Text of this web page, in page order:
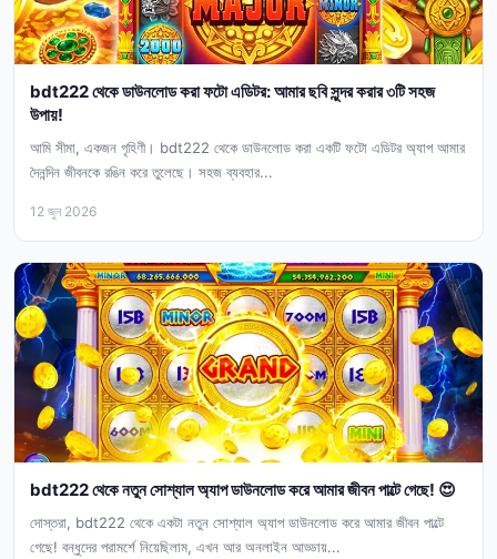
bdt222 থেকে ডাউনলোড করা ফটো এডিটর: আমার ছবি সুন্দর করার ৩টি সহজ
উপায়!
আমি সীমা, একজন গৃহিণী। bdt222 থেকে ডাউনলোড করা একটি ফটো এডিটর অ্যাপ আমার
দৈনন্দিন জীবনকে রঙিন করে তুলেছে। সহজ ব্যবহার...
12 জুন 2026
bdt222 থেকে নতুন সোশ্যাল অ্যাপ ডাউনলোড করে আমার জীবন পাল্টে গেছে! 😍
দোস্তরা, bdt222 থেকে একটা নতুন সোশ্যাল অ্যাপ ডাউনলোড করে আমার জীবন পাল্টে
গেছে! বন্ধুদের পরামর্শে নিয়েছিলাম, এখন আর অনলাইন আড্ডায়...